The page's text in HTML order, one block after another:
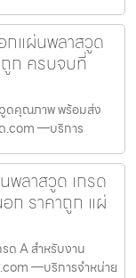
กแผ่นพลาสวูด
ก ครบจบที่
ดคุณภาพ พร้อมส่ง
.com —บริการ
พลาสวูด เกรด
ก ราคาถูก แผ่
ด A สำหรับงาน
—บริการจำหน่าย